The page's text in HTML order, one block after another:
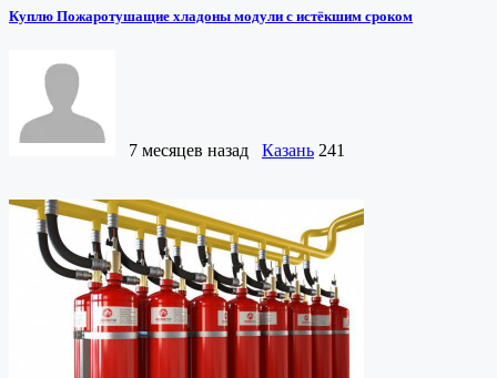
Куплю Пожаротушащие хладоны модули с истёкшим сроком
7 месяцев назад Казань 241